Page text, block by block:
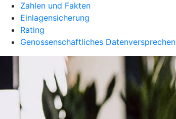
Zahlen und Fakten
Einlagensicherung
Rating
Genossenschaftliches Datenversprechen